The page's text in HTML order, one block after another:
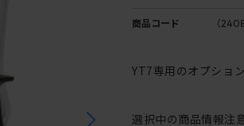
商品コード （
YT7専用のオプショ
選択中の商品情報注